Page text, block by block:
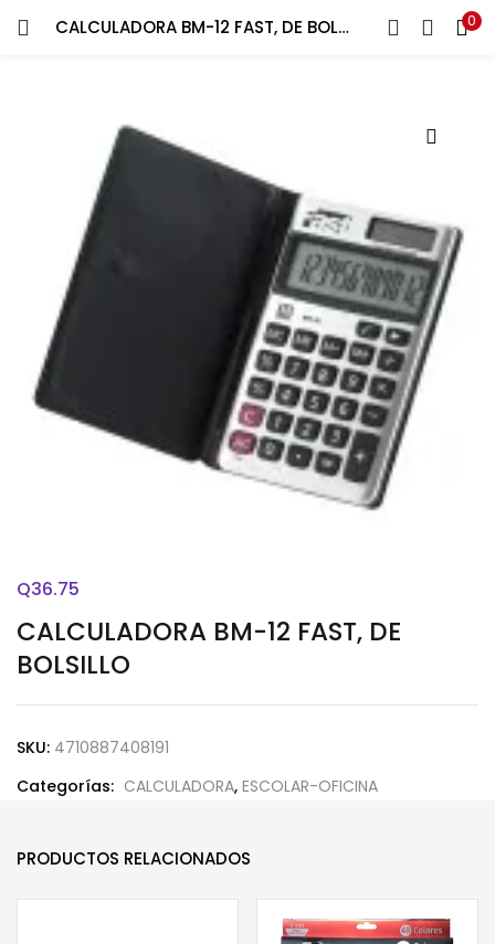
CALCULADORA BM-12 FAST, DE BOLSILLO 0
ENTRAR REGISTRARSE
Recuérdame
¿Contraseña perdida?
CALCULADORA BM-12 FAST, DE
BOLSILLO
Q36.75
SKU: 4710887408191
Categorías: CALCULADORA, ESCOLAR-OFICINA
PRODUCTOS RELACIONADOS